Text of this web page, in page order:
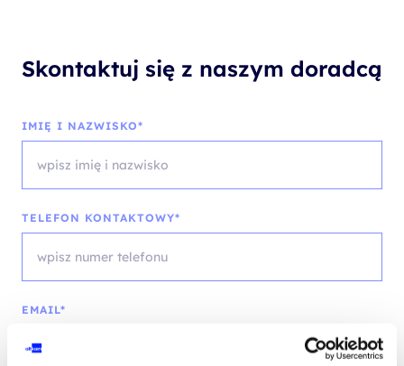
Skontaktuj się z naszym doradcą
IMIĘ I NAZWISKO*
TELEFON KONTAKTOWY*
EMAIL*